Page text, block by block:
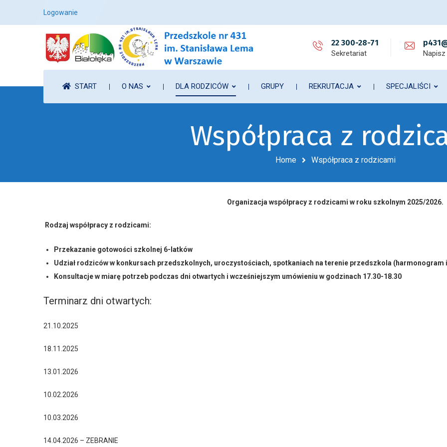
Logowanie
22 300-28-71
Sekretariat
START O NAS DLA RODZICÓW GRUPY REKRUTACJA SPECJALIŚCI
Współpraca z
Home Współpraca z rodzicami
Organizacja współpracy z rodzicami w roku szkolnym 2025/2026.
Rodzaj współpracy z rodzicami:
Przekazanie gotowości szkolnej 6-latków
Udział rodziców w konkursach przedszkolnych, uroczystościach, spotkaniach na terenie przedszkola (harmonogram
Konsultacje w miarę potrzeb podczas dni otwartych i wcześniejszym umówieniu w godzinach 17.30-18.30
Terminarz dni otwartych:
21.10.2025
18.11.2025
13.01.2026
10.02.2026
10.03.2026
14.04.2026 – ZEBRANIE